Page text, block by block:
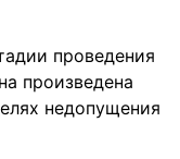
проведения
произведена
недопущения